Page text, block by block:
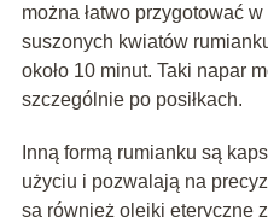
można łatwo przygotować
suszonych kwiatów
około 10 minut. Taki napar
szczególnie po posiłkach.
Inną formą rumianku są
użyciu i pozwalają na
są również olejki eteryczne